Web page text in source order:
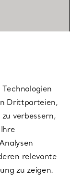
Drittparteien,
verbessern,
relevante
zu zeigen.